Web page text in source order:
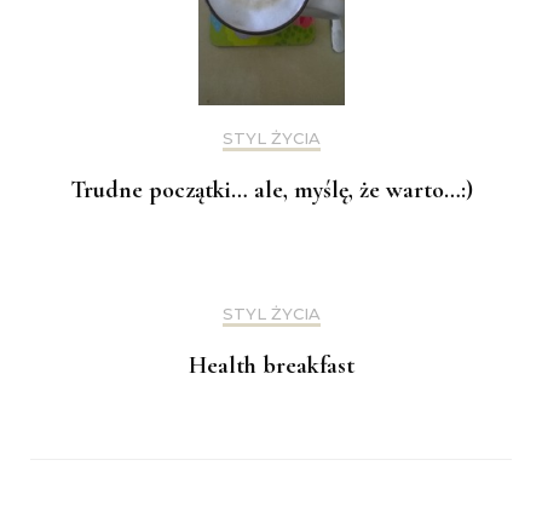
STYL ŻYCIA
Trudne początki… ale, myślę, że warto…:)
STYL ŻYCIA
Health breakfast